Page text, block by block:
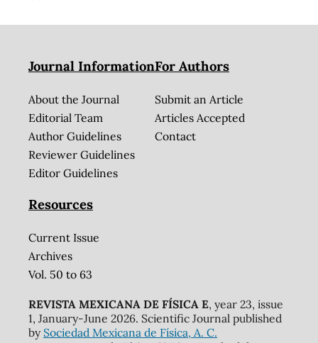
Journal Information
About the Journal
Editorial Team
Author Guidelines
Reviewer Guidelines
Editor Guidelines
For Authors
Submit an Article
Articles Accepted
Contact
Resources
Current Issue
Archives
Vol. 50 to 63
REVISTA MEXICANA DE FÍSICA E, year 23, issue
1, January-June 2026. Scientific Journal published
by Sociedad Mexicana de Física, A. C.